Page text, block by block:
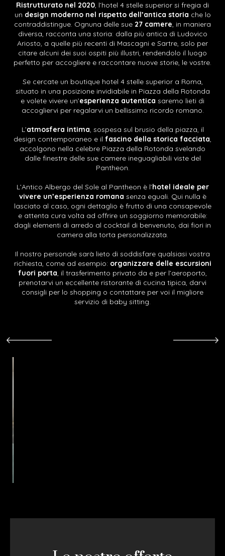
Ristrutturato nel 2020, l’hotel 4 stelle superior si fregia di
un design moderno nel rispetto dell’antica storia che lo
contraddistingue. Ognuna delle sue 27 camere, in maniera
diversa, racconta una storia: dalla più antica di Ludovico
Ariosto, a quelle più recenti di Mascagni e Sartre, solo per
citare alcuni dei suoi ospiti più illustri, rendendolo il luogo
perfetto per accogliere e raccontare nuove storie, le vostre.
Se cercate un boutique hotel 4 stelle superior a Roma,
situato in una posizione invidiabile in Piazza della Rotonda
e volete vivere un’esperienza autentica saremo lieti di
accogliervi per regalarvi un bellissimo ricordo romano.
L’atmosfera intima, sospesa sul brusio della piazza, il
design contemporaneo e il fascino della storica facciata,
accolgono nella celebre Piazza della Rotonda svelando
dalle finestre delle sue camere ineguagliabili viste del
Pantheon.
L’Antico Albergo del Sole al Pantheon è l’hotel ideale per
vivere un’esperienza romana senza eguali. Qui nulla è
lasciato al caso, ogni dettaglio è frutto di una consapevole
e attenta cura volta ad offrire un soggiorno memorabile:
dagli elementi di arredo al cocktail di benvenuto, dai fiori in
camera alla torta personalizzata.
Il nostro personale sarà lieto di soddisfare qualsiasi vostra
richiesta, come ad esempio: organizzare delle escursioni
fuori porta, il trasferimento privato da e per l’aeroporto,
prenotarvi un eccellente ristorante di cucina tipica, darvi
consigli per lo shopping o contattare per voi il migliore
servizio di baby sitting.